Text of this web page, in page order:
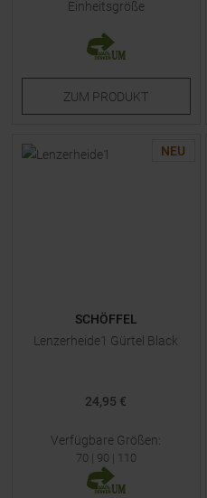
Einheitsgröße
ZUM PRODUKT
NEU
SCHÖFFEL
Lenzerheide1 Gürtel Black
24,95 €
Verfügbare Größen:
70 | 90 | 110